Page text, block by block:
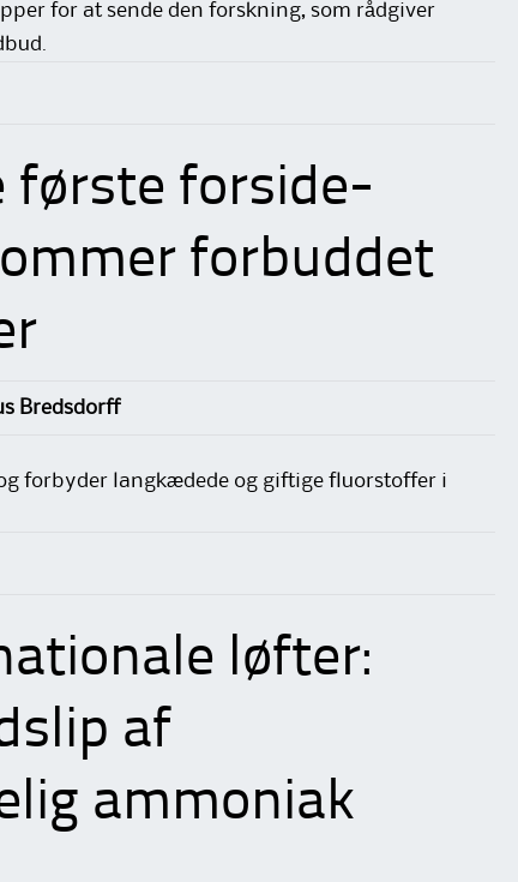
for at sende den forskning, som rådgiver
første forside-
forbuddet
Bredsdorff
forbyder langkædede og giftige fluorstoffer i
løfter:
af
ammoniak